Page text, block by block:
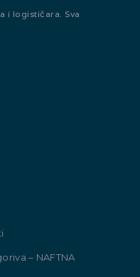
i logističara. Sva
– NAFTNA